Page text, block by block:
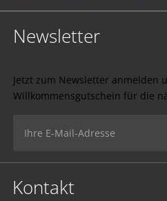
Newsletter
Jetzt zum Newsletter anmelden
Willkommensgutschein für die
Kontakt